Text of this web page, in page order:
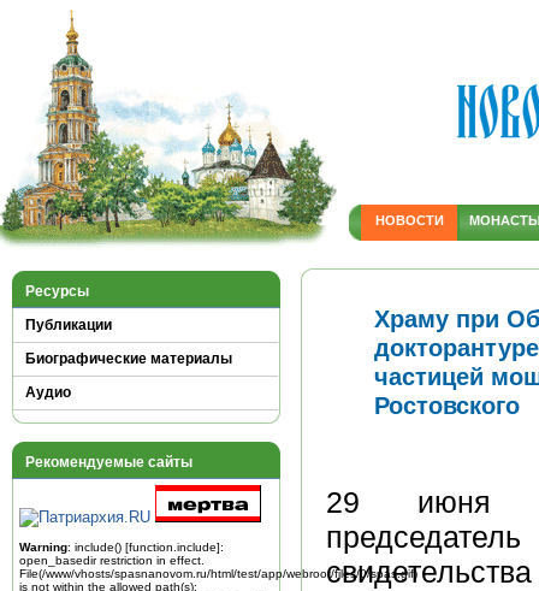
Храму при
частицей
Ростовского
29 июня
НОВОСТИ
Ресурсы
Публикации
Биографические материалы
Аудио
Рекомендуемые сайты
Warning: include() [function.include]:
open_basedir restriction in effect.
File(/www/vhosts/spasnanovom.ru/html/test/app/webroot/files/0/spas.gif)
is not within the allowed path(s):